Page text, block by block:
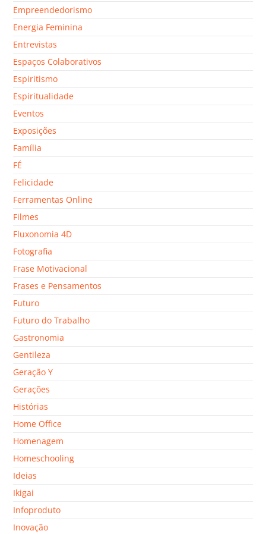
Empreendedorismo
Energia Feminina
Entrevistas
Espaços Colaborativos
Espiritismo
Espiritualidade
Eventos
Exposições
Família
FÉ
Felicidade
Ferramentas Online
Filmes
Fluxonomia 4D
Fotografia
Frase Motivacional
Frases e Pensamentos
Futuro
Futuro do Trabalho
Gastronomia
Gentileza
Geração Y
Gerações
Histórias
Home Office
Homenagem
Homeschooling
Ideias
Ikigai
Infoproduto
Inovação